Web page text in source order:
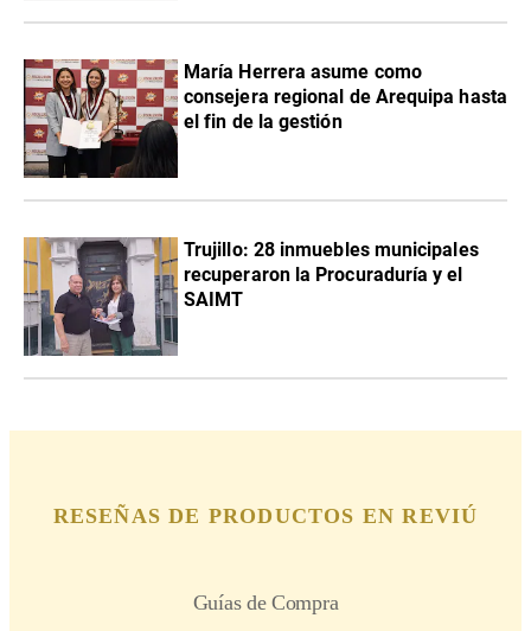
María Herrera asume como
consejera regional de Arequipa hasta
el fin de la gestión
Trujillo: 28 inmuebles municipales
recuperaron la Procuraduría y el
SAIMT